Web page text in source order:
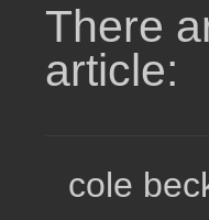
There
article:
cole